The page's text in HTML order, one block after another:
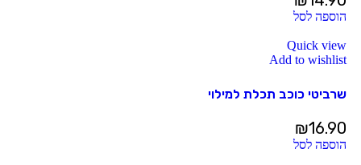
הוספה לסל
Quick view
Add to wishlist
שרביטי כוכב תכלת למילוי
₪16.90
הוספה לסל